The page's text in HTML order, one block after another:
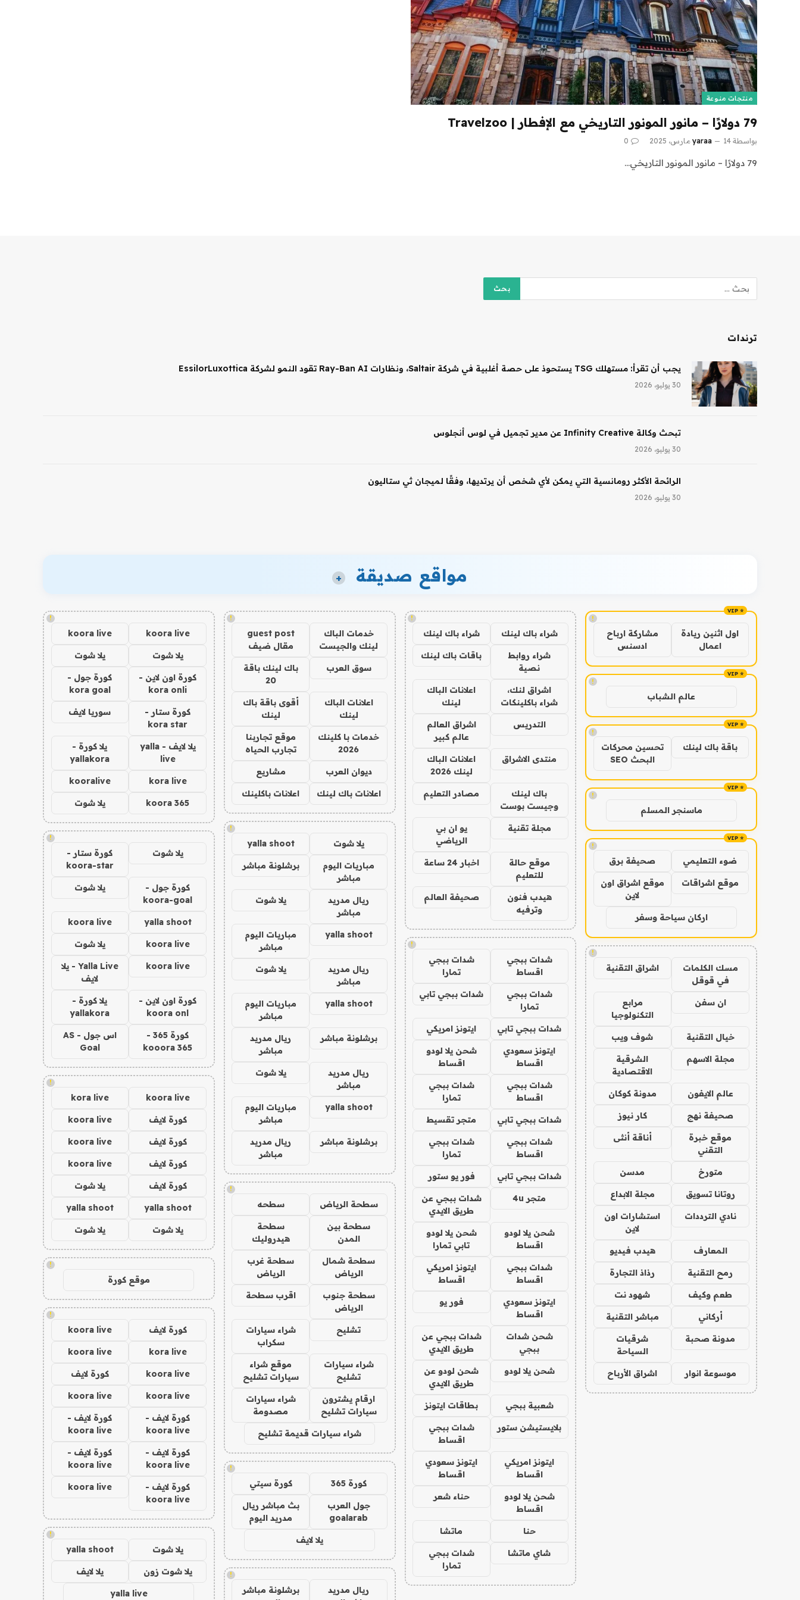
منتجات منوعة
79 دولارًا – مانور المونور التاريخي مع الإفطار | Travelzoo
بواسطة yaraa 14 مارس، 2025 0
79 دولارًا – مانور المونور التاريخي…
ترندات
يجب أن تقرأ: مستهلك TSG يستحوذ على حصة أغلبية في شركة Saltair، ونظارات Ray-Ban AI تقود النمو لشركة EssilorLuxottica
30 يوليو، 2026
تبحث وكالة Infinity Creative عن مدير تجميل في لوس أنجلوس
30 يوليو، 2026
الرائحة الأكثر رومانسية التي يمكن لأي شخص أن يرتديها، وفقًا لميجان ثي ستاليون
30 يوليو، 2026
مواقع صديقة +
!
اول اثنين ريادة
اعمال
مشاركة ارباح
ادسنس
!
عالم الشباب
!
باقة باك لينك
تحسين محركات
البحث SEO
!
ماسنجر المسلم
!
ضوء التعليمي صحيفة برق
موقع اشراقات
موقع اشراق اون
لاين
اركان سياحة وسفر
!
مسك الكلمات
في قوقل
اشراق التقنية
ان سفن
مرابع
التكنولوجيا
خيال التقنية شوف ويب
مجلة الاسهم
الشرقية
الاقتصادية
عالم الايفون مدونة كوكان
صحيفة نهج كار نيوز
موقع خبرة
التقني
أناقة أنثى
متورخ مدسن
روتانا تسويق مجلة الابداع
نادي الترددات
استشارات اون
لاين
المعارف هيدب فيديو
رمح التقنية رذاذ التجارة
طعم وكيف شهود نت
أركاني مباشر التقنية
مدونة صحبة
شرقيات
السياحة
موسوعة انوار اشراق الأرباح
!
شراء باك لينك شراء باك لينك
شراء روابط
نصية
باقات باك لينك
اشراق لنك،
شراء باكلينكات
اعلانات الباك
لينك
التدريس
اشراق العالم
عالم كبير
منتدى الاشراق
اعلانات الباك
لينك 2026
باك لينك
وجيست بوست
مصادر التعليم
مجلة تقنية
يو ان بي
الرياضي
موقع حالة
للتعليم
اخبار 24 ساعة
هيدب فنون
وترفيه
صحيفة العالم
!
شدات ببجي
اقساط
شدات ببجي
تمارا
شدات ببجي
تمارا
شدات ببجي تابي
شدات ببجي تابي ايتونز امريكي
ايتونز سعودي
اقساط
شحن يلا لودو
اقساط
شدات ببجي
اقساط
شدات ببجي
تمارا
شدات ببجي تابي متجر تقسيط
شدات ببجي
اقساط
شدات ببجي
تمارا
شدات ببجي تابي فور يو ستور
متجر 4u
شدات ببجي عن
طريق الايدي
شحن يلا لودو
اقساط
شحن يلا لودو
تابي تمارا
شدات ببجي
اقساط
ايتونز امريكي
اقساط
ايتونز سعودي
اقساط
فور يو
شحن شدات
ببجي
شدات ببجي عن
طريق الايدي
شحن يلا لودو
شحن لودو عن
طريق الايدي
شعبية ببجي بطاقات ايتونز
بلايستيشن ستور
شدات ببجي
اقساط
ايتونز امريكي
اقساط
ايتونز سعودي
اقساط
شحن يلا لودو
اقساط
حناء شعر
حنا ماتشا
شاي ماتشا
شدات ببجي
تمارا
!
خدمات الباك
لينك والجيست
guest post
مقال ضيف
سوق العرب
باك لينك باقة
20
اعلانات الباك
لينك
أقوى باقة باك
لينك
خدمات با كلينك
2026
موقع تجاربنا
تجارب الحياه
ديوان العرب مشاريع
اعلانات باك لينك اعلانات باكلينك
!
يلا شوت yalla shoot
مباريات اليوم
مباشر
برشلونة مباشر
ريال مدريد
مباشر
يلا شوت
yalla shoot
مباريات اليوم
مباشر
ريال مدريد
مباشر
يلا شوت
yalla shoot
مباريات اليوم
مباشر
برشلونة مباشر
ريال مدريد
مباشر
ريال مدريد
مباشر
يلا شوت
yalla shoot
مباريات اليوم
مباشر
برشلونة مباشر
ريال مدريد
مباشر
!
سطحة الرياض سطحه
سطحة بين
المدن
سطحة
هيدروليك
سطحة شمال
الرياض
سطحة غرب
الرياض
سطحة جنوب
الرياض
اقرب سطحة
تشليح
شراء سيارات
سكراب
شراء سيارات
تشليح
موقع شراء
سيارات تشليح
ارقام يشترون
سيارات تشليح
شراء سيارات
مصدومة
شراء سيارات قديمة تشليح
!
كورة 365 كورة سيتي
جول العرب
goalarab
بث مباشر ريال
مدريد اليوم
يلا لايف
!
ريال مدريد
برشلونة مباشر
!
koora live
koora live
يلا شوت يلا شوت
كورة اون لاين -
kora onli
كورة جول -
kora goal
كورة ستار -
kora star
سوريا لايف
يلا لايف - yalla
live
يلا كورة -
yallakora
kora live
kooralive
koora 365 يلا شوت
!
يلا شوت
كورة ستار -
koora-star
كورة جول -
koora-goal
يلا شوت
yalla shoot
koora live
koora live يلا شوت
koora live
Yalla Live - يلا
لايف
كورة اون لاين -
koora onl
يلا كورة -
yallakora
كورة 365 -
kooora 365
اس جول - AS
Goal
!
koora live
kora live
كورة لايف koora live
كورة لايف koora live
كورة لايف koora live
كورة لايف يلا شوت
yalla shoot
yalla shoot
يلا شوت يلا شوت
!
موقع كورة
!
كورة لايف koora live
kora live
koora live
koora live كورة لايف
koora live
koora live
كورة لايف -
koora live
كورة لايف -
koora live
كورة لايف -
koora live
كورة لايف -
koora live
كورة لايف -
koora live
koora live
!
يلا شوت yalla shoot
يلا شوت زون يلا لايف
yalla live